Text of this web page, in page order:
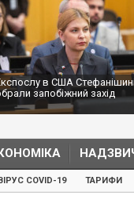
в США
запобіжний захід
COVID-19 ТАРИФИ